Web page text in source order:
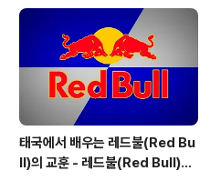
태국에서 배우는 레드불(Red Bu
ll)의 교훈 - 레드불(Red Bull)이